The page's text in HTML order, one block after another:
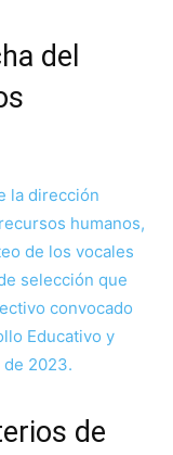
del
la dirección
humanos,
de los vocales
selección que
convocado
Educativo y
de 2023.
de